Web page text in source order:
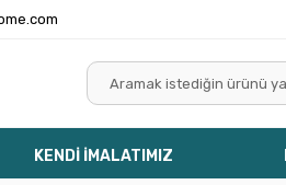
KENDİ İMALATIMIZ